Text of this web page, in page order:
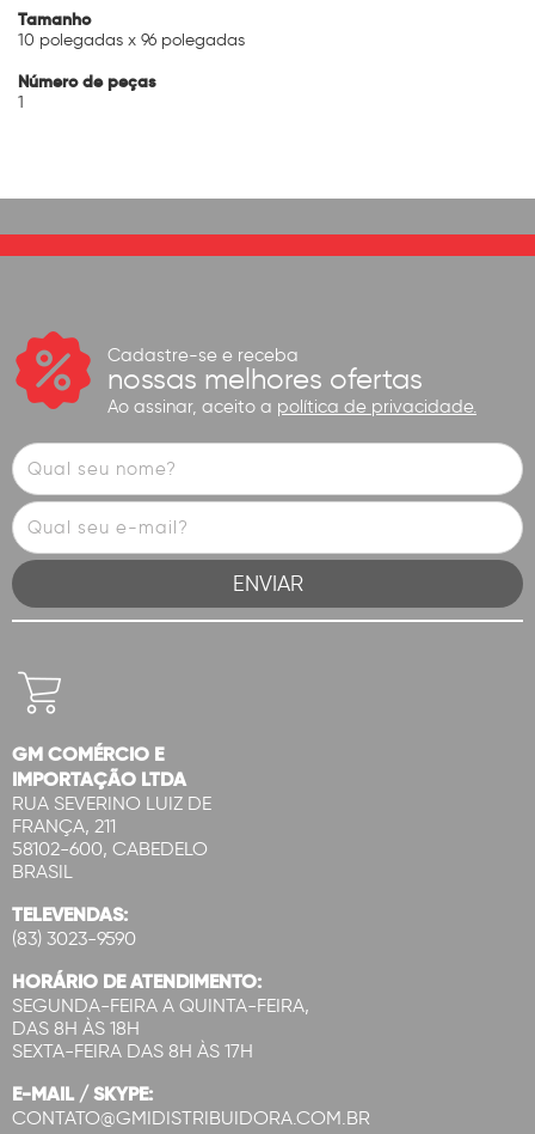
Tamanho
10 polegadas x 96 polegadas
Número de peças
1
Cadastre-se e receba
nossas melhores ofertas
Ao assinar, aceito a política de privacidade.
GM COMÉRCIO E
IMPORTAÇÃO LTDA
RUA SEVERINO LUIZ DE
FRANÇA, 211
58102-600, CABEDELO
BRASIL
TELEVENDAS:
(83) 3023-9590
HORÁRIO DE ATENDIMENTO:
SEGUNDA-FEIRA A QUINTA-FEIRA,
DAS 8H ÀS 18H
SEXTA-FEIRA DAS 8H ÀS 17H
E-MAIL / SKYPE:
CONTATO@GMIDISTRIBUIDORA.COM.BR